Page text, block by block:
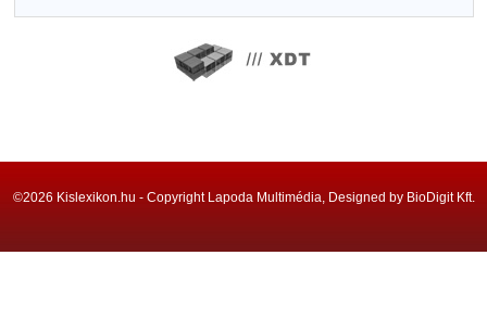
©2026 Kislexikon.hu - Copyright Lapoda Multimédia, Designed by BioDigit Kft.